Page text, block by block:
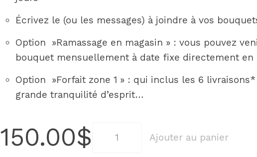
Écrivez le (ou les messages) à joindre à vos
Option »Ramassage en magasin » : vous pouvez
bouquet mensuellement à date fixe directement en
Option »Forfait zone 1 » : qui inclus les 6
grande tranquilité d’esprit…
150.00$ Ajouter au panier